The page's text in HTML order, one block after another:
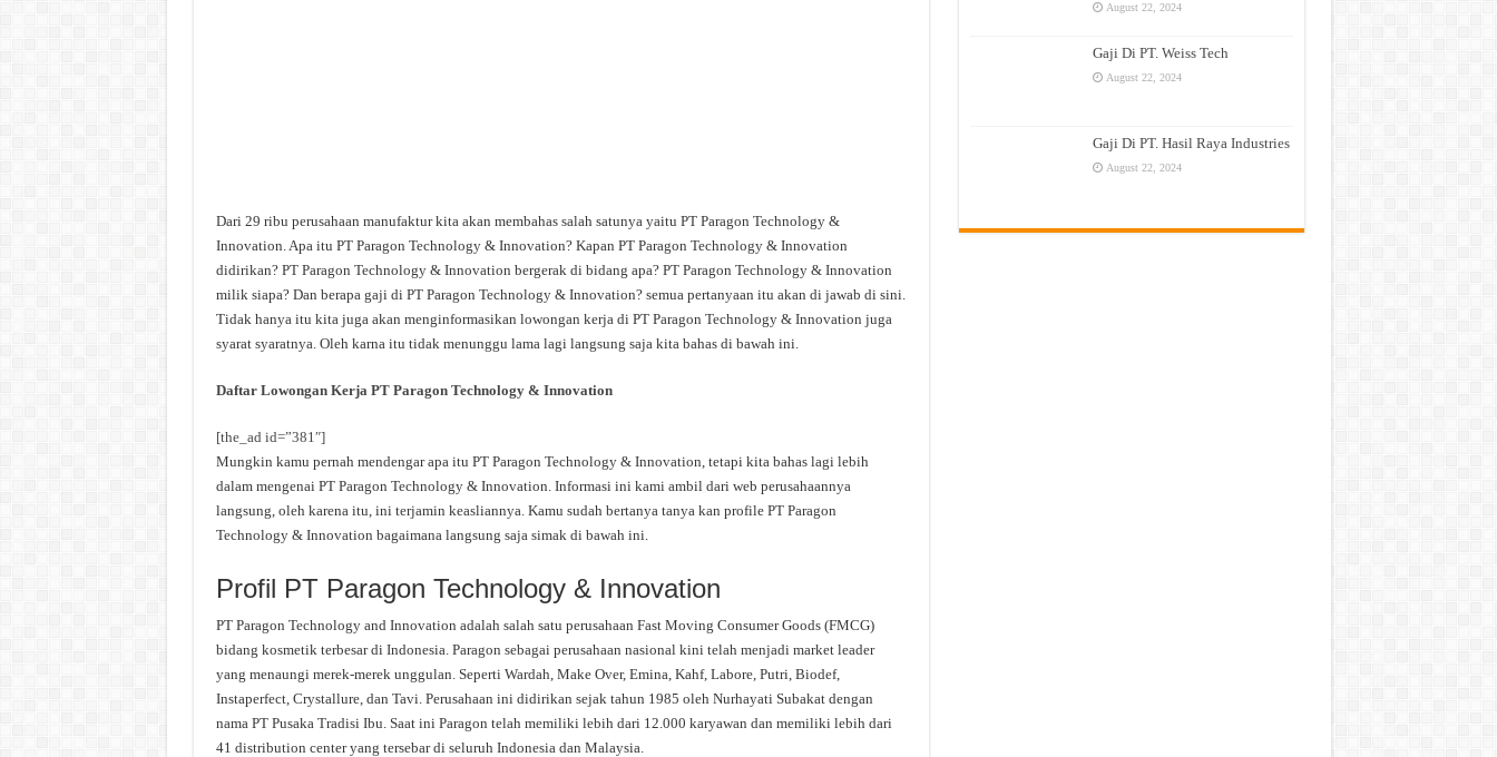
Dari 29 ribu perusahaan manufaktur kita akan membahas salah satunya yaitu PT Paragon Technology &
Innovation. Apa itu PT Paragon Technology & Innovation? Kapan PT Paragon Technology & Innovation
didirikan? PT Paragon Technology & Innovation bergerak di bidang apa? PT Paragon Technology & Innovation
milik siapa? Dan berapa gaji di PT Paragon Technology & Innovation? semua pertanyaan itu akan di jawab di sini.
Tidak hanya itu kita juga akan menginformasikan lowongan kerja di PT Paragon Technology & Innovation juga
syarat syaratnya. Oleh karna itu tidak menunggu lama lagi langsung saja kita bahas di bawah ini.
Daftar Lowongan Kerja PT Paragon Technology & Innovation
[the_ad id=”381″]
Mungkin kamu pernah mendengar apa itu PT Paragon Technology & Innovation, tetapi kita bahas lagi lebih
dalam mengenai PT Paragon Technology & Innovation. Informasi ini kami ambil dari web perusahaannya
langsung, oleh karena itu, ini terjamin keasliannya. Kamu sudah bertanya tanya kan profile PT Paragon
Technology & Innovation bagaimana langsung saja simak di bawah ini.
Profil PT Paragon Technology & Innovation
PT Paragon Technology and Innovation adalah salah satu perusahaan Fast Moving Consumer Goods (FMCG)
bidang kosmetik terbesar di Indonesia. Paragon sebagai perusahaan nasional kini telah menjadi market leader
yang menaungi merek-merek unggulan. Seperti Wardah, Make Over, Emina, Kahf, Labore, Putri, Biodef,
Instaperfect, Crystallure, dan Tavi. Perusahaan ini didirikan sejak tahun 1985 oleh Nurhayati Subakat dengan
nama PT Pusaka Tradisi Ibu. Saat ini Paragon telah memiliki lebih dari 12.000 karyawan dan memiliki lebih dari
41 distribution center yang tersebar di seluruh Indonesia dan Malaysia.
August 22, 2024
Gaji Di PT. Weiss Tech
August 22, 2024
Gaji Di PT. Hasil Raya Industries
August 22, 2024